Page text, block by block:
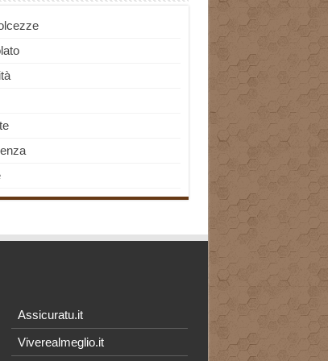
Assicuratu.it
Viverealmeglio.it